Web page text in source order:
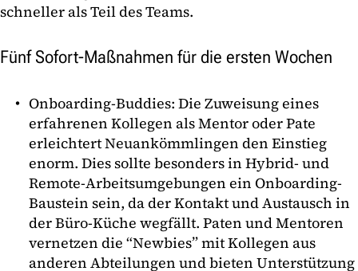
schneller als Teil des Teams.
Fünf Sofort-Maßnahmen für die ersten Wochen
Onboarding-Buddies: Die Zuweisung eines
erfahrenen Kollegen als Mentor oder Pate
erleichtert Neuankömmlingen den Einstieg
enorm. Dies sollte besonders in Hybrid- und
Remote-Arbeitsumgebungen ein Onboarding-
Baustein sein, da der Kontakt und Austausch in
der Büro-Küche wegfällt. Paten und Mentoren
vernetzen die “Newbies” mit Kollegen aus
anderen Abteilungen und bieten Unterstützung